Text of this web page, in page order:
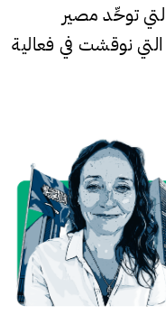
توحِّد مصير
نوقشت في فعالية